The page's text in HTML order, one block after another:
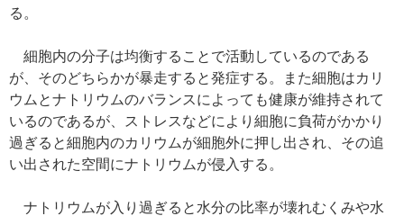
る。
細胞内の分子は均衡することで活動しているのである
が、そのどちらかが暴走すると発症する。また細胞はカリ
ウムとナトリウムのバランスによっても健康が維持されて
いるのであるが、ストレスなどにより細胞に負荷がかかり
過ぎると細胞内のカリウムが細胞外に押し出され、その追
い出された空間にナトリウムが侵入する。
ナトリウムが入り過ぎると水分の比率が壊れむくみや水